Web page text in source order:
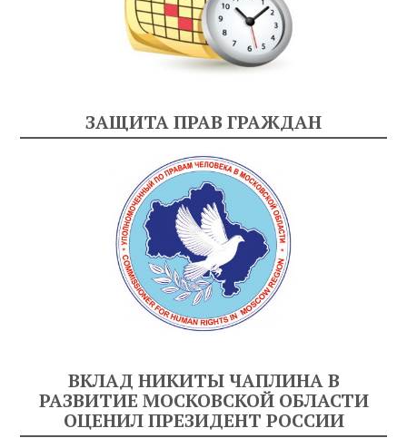
ЗАЩИТА ПРАВ ГРАЖДАН
ВКЛАД НИКИТЫ ЧАПЛИНА В
РАЗВИТИЕ МОСКОВСКОЙ ОБЛАСТИ
ОЦЕНИЛ ПРЕЗИДЕНТ РОССИИ